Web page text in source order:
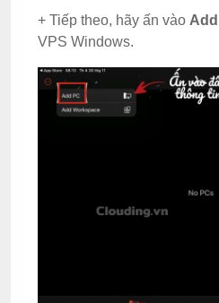
+ Tiếp theo, hãy ấn vào
VPS Windows.